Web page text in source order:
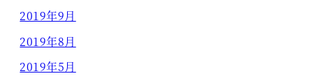
2019年9月
2019年8月
2019年5月